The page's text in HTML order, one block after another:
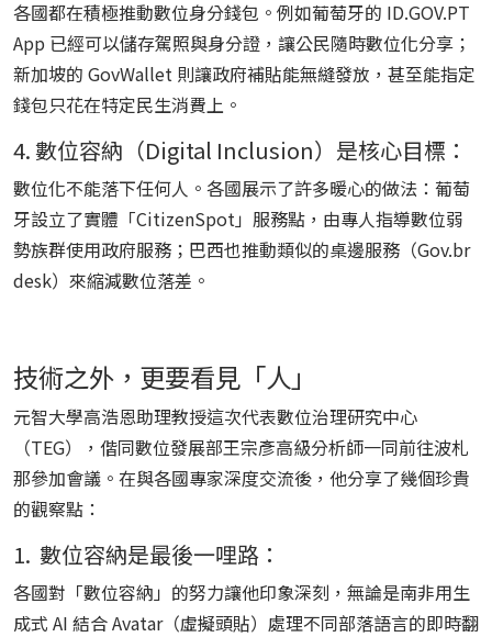
各國都在積極推動數位身分錢包。例如葡萄牙的 ID.GOV.PT
App 已經可以儲存駕照與身分證，讓公民隨時數位化分享；
新加坡的 GovWallet 則讓政府補貼能無縫發放，甚至能指定
錢包只花在特定民生消費上。
4. 數位容納（Digital Inclusion）是核心目標：
數位化不能落下任何人。各國展示了許多暖心的做法：葡萄
牙設立了實體「CitizenSpot」服務點，由專人指導數位弱
勢族群使用政府服務；巴西也推動類似的桌邊服務（Gov.br
desk）來縮減數位落差。
技術之外，更要看見「人」
元智大學高浩恩助理教授這次代表數位治理研究中心
（TEG），偕同數位發展部王宗彥高級分析師一同前往波札
那參加會議。在與各國專家深度交流後，他分享了幾個珍貴
的觀察點：
1. 數位容納是最後一哩路：
各國對「數位容納」的努力讓他印象深刻，無論是南非用生
成式 AI 結合 Avatar（虛擬頭貼）處理不同部落語言的即時翻